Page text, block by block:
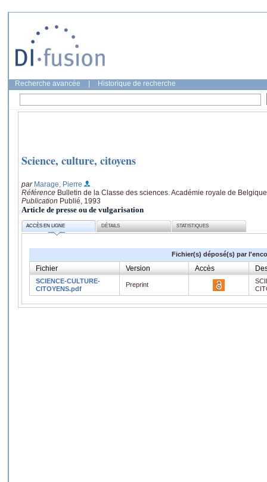
Recherche avancée Historique de recherche
Science, culture, citoyens
par Marage, Pierre
Référence Bulletin de la Classe des sciences. Académie royale de
Publication Publié, 1993
Article de presse ou de vulgarisation
ACCÈS EN LIGNE DÉTAILS STATISTIQUES
Fichier(s) déposé(s) par
Fichier Version Accès
SCIENCE-CULTURE-
CITOYENS.pdf
Preprint